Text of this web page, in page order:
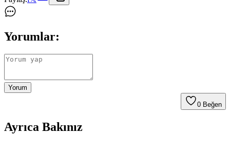
Yorumlar:
Yorum
0 Beğen
Ayrıca Bakınız